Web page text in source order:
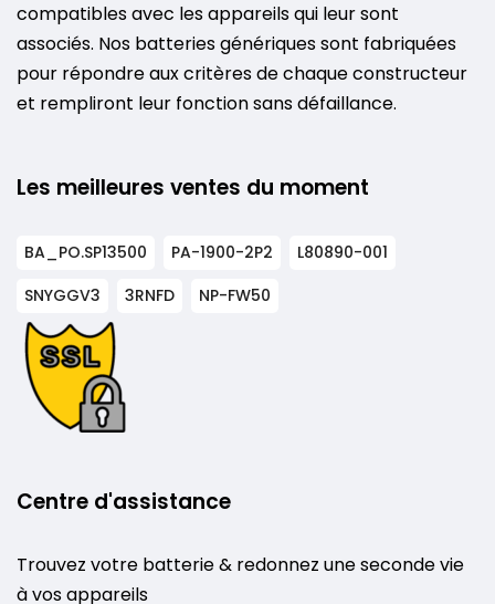
compatibles avec les appareils qui leur sont
associés. Nos batteries génériques sont fabriquées
pour répondre aux critères de chaque constructeur
et rempliront leur fonction sans défaillance.
Les meilleures ventes du moment
BA_PO.SP13500 PA-1900-2P2
L80890-001
SNYGGV3
3RNFD NP-FW50
Centre d'assistance
Trouvez votre batterie & redonnez une seconde vie
à vos appareils